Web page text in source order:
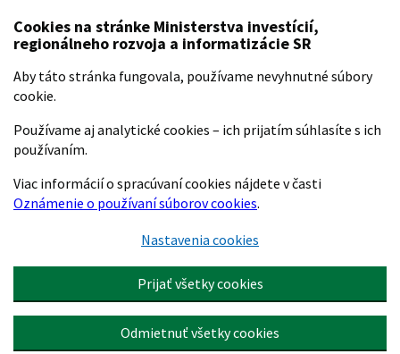
Preskočiť na hlavný obsah
Cookies na stránke Ministerstva investícií,
regionálneho rozvoja a informatizácie SR
Aby táto stránka fungovala, používame nevyhnutné súbory
cookie.
Používame aj analytické cookies – ich prijatím súhlasíte s ich
používaním.
Viac informácií o spracúvaní cookies nájdete v časti
Oznámenie o používaní súborov cookies.
Nastavenia cookies
Prijať všetky cookies
Odmietnuť všetky cookies